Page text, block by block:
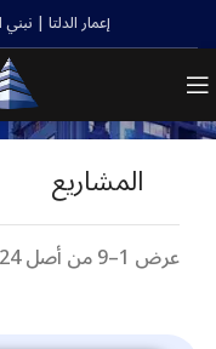
إعمار الدلتا |
المشاريع
عرض 1–9 من أصل 24 نتيجة